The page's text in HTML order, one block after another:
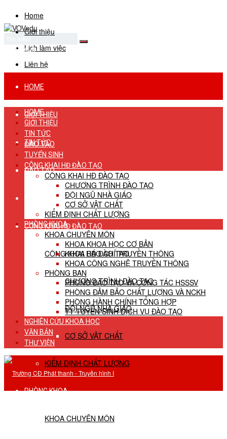
Home
Giới thiệu
Lịch làm việc
Liên hệ
No Result
View All Result
HOME
GIỚI THIỆU
TIN TỨC
ĐÀO TẠO
TUYỂN SINH
CÔNG KHAI HĐ ĐÀO TẠO
CÔNG KHAI HĐ ĐÀO TẠO
CHƯƠNG TRÌNH ĐÀO TẠO
ĐỘI NGŨ NHÀ GIÁO
CƠ SỞ VẬT CHẤT
KIỂM ĐỊNH CHẤT LƯỢNG
PHÒNG KHOA
KHOA CHUYÊN MÔN
HOME
GIỚI THIỆU
TIN TỨC
ĐÀO TẠO
TUYỂN SINH
CÔNG KHAI HĐ ĐÀO TẠO
CÔNG KHAI HĐ ĐÀO TẠO
CHƯƠNG TRÌNH ĐÀO TẠO
ĐỘI NGŨ NHÀ GIÁO
CƠ SỞ VẬT CHẤT
KIỂM ĐỊNH CHẤT LƯỢNG
PHÒNG KHOA
KHOA CHUYÊN MÔN
KHOA KHOA HỌC CƠ BẢN
KHOA BÁO CHÍ TRUYỀN THÔNG
KHOA CÔNG NGHỆ TRUYỀN THÔNG
PHÒNG BAN
PHÒNG ĐÀO TẠO VÀ CÔNG TÁC HSSSV
PHÒNG ĐẢM BẢO CHẤT LƯỢNG VÀ NCKH
PHÒNG HÀNH CHÍNH TỔNG HỢP
TT TUYỂN SINH DỊCH VỤ ĐÀO TẠO
NGHIÊN CỨU KHOA HỌC
VĂN BẢN
THƯ VIỆN